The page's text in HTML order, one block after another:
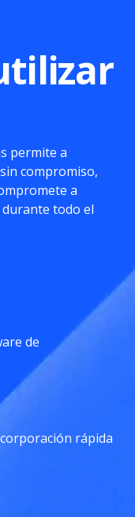
permite a
compromiso,
a
todo el
de
rápida